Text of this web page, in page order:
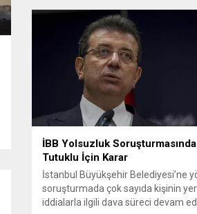
maddelik bildiri, ülke güvenliği ve
gelişmelere dair değerlendirmeleri
içermektedir. Yaklaşık 2 saat 15
süren oturumun sonuç metninde;
mücadele, bölgesel istikrar,...
İBB Yolsuzluk
Tutuklu İçin Karar
İstanbul Büyükşehir Belediyesi’ne
soruşturmada çok sayıda kişinin yer
iddialarla ilgili dava süreci devam